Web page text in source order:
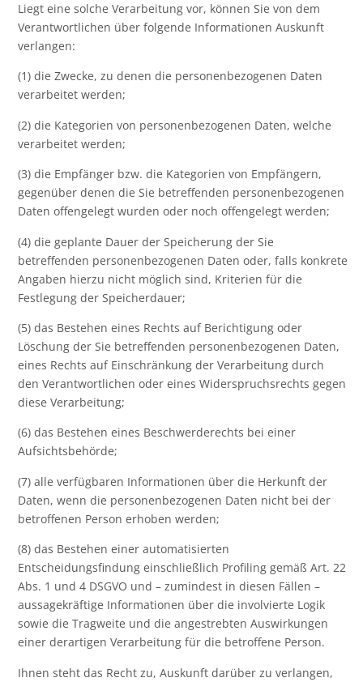
Liegt eine solche Verarbeitung vor, können Sie von dem
Verantwortlichen über folgende Informationen Auskunft
verlangen:
(1) die Zwecke, zu denen die personenbezogenen Daten
verarbeitet werden;
(2) die Kategorien von personenbezogenen Daten, welche
verarbeitet werden;
(3) die Empfänger bzw. die Kategorien von Empfängern,
gegenüber denen die Sie betreffenden personenbezogenen
Daten offengelegt wurden oder noch offengelegt werden;
(4) die geplante Dauer der Speicherung der Sie
betreffenden personenbezogenen Daten oder, falls konkrete
Angaben hierzu nicht möglich sind, Kriterien für die
Festlegung der Speicherdauer;
(5) das Bestehen eines Rechts auf Berichtigung oder
Löschung der Sie betreffenden personenbezogenen Daten,
eines Rechts auf Einschränkung der Verarbeitung durch
den Verantwortlichen oder eines Widerspruchsrechts gegen
diese Verarbeitung;
(6) das Bestehen eines Beschwerderechts bei einer
Aufsichtsbehörde;
(7) alle verfügbaren Informationen über die Herkunft der
Daten, wenn die personenbezogenen Daten nicht bei der
betroffenen Person erhoben werden;
(8) das Bestehen einer automatisierten
Entscheidungsfindung einschließlich Profiling gemäß Art. 22
Abs. 1 und 4 DSGVO und – zumindest in diesen Fällen –
aussagekräftige Informationen über die involvierte Logik
sowie die Tragweite und die angestrebten Auswirkungen
einer derartigen Verarbeitung für die betroffene Person.
Ihnen steht das Recht zu, Auskunft darüber zu verlangen,